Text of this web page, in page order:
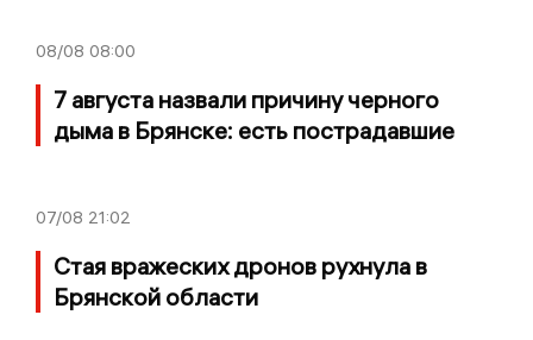
08/08 08:00
7 августа назвали причину черного
дыма в Брянске: есть пострадавшие
07/08 21:02
Стая вражеских дронов рухнула в
Брянской области